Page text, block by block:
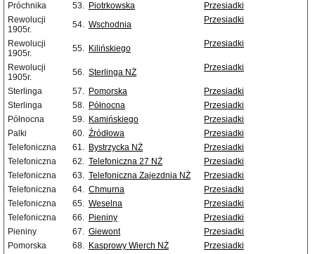
Próchnika
53. Piotrkowska
Przesiadki
Rewolucji
1905r.
54. Wschodnia Przesiadki
Rewolucji
1905r.
55. Kilińskiego Przesiadki
Rewolucji
1905r.
56. Sterlinga NŻ Przesiadki
Sterlinga 57. Pomorska
Przesiadki
Sterlinga
58. Północna
Przesiadki
Północna
59. Kamińskiego
Przesiadki
Palki
60. Źródłowa
Przesiadki
Telefoniczna
61. Bystrzycka NŻ
Przesiadki
Telefoniczna
62. Telefoniczna 27 NŻ
Przesiadki
Telefoniczna
63. Telefoniczna Zajezdnia NŻ
Przesiadki
Telefoniczna
64. Chmurna
Przesiadki
Telefoniczna
65. Weselna
Przesiadki
Telefoniczna
66. Pieniny
Przesiadki
Pieniny
67. Giewont
Przesiadki
Pomorska
68. Kasprowy Wierch NŻ
Przesiadki